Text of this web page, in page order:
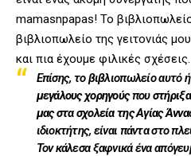
mamasnpapas! Το
βιβλιοπωλείο της γειτονιάς
και πια έχουμε φιλικές σχέσεις.
Επίσης, το βιβλιοπωλείο αυτό
μεγάλους χορηγούςπου
μας στα σχολεία της Αγίας
ιδιοκτήτης, είναι πάντα στο
Τον κάλεσα ξαφνικά ένα